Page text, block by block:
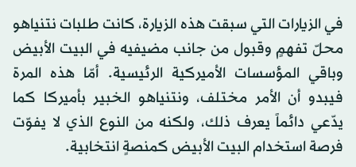
في الزيارات التي سبقت هذه الزيارة، كانت طلبات نتنياهو
محلّ تفهمٍ وقبول من جانب مضيفيه في البيت الأبيض
وباقي المؤسسات الأميركية الرئيسية. أمّا هذه المرة
فيبدو أن الأمر مختلف، ونتنياهو الخبير بأميركا كما
يدّعي دائماً يعرف ذلك، ولكنه من النوع الذي لا يفوّت
فرصة استخدام البيت الأبيض كمنصةٍ انتخابية.